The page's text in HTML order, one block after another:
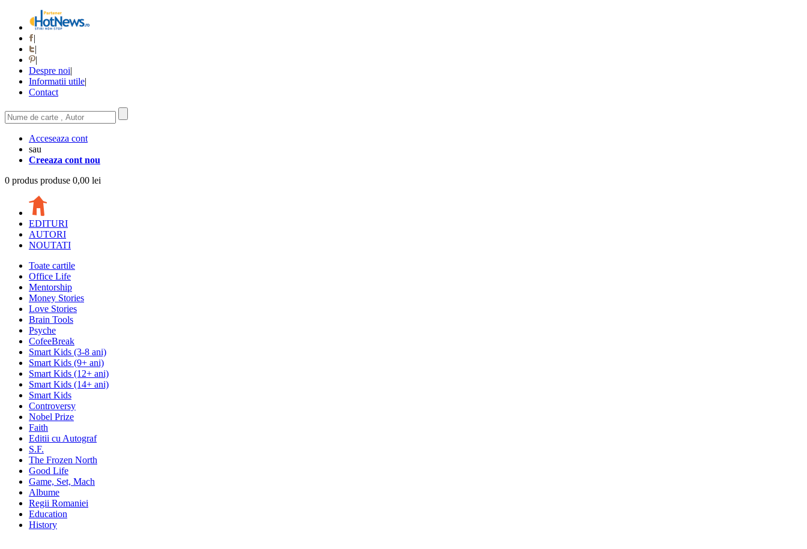
|
|
|
Despre noi|
Informatii utile|
Contact
Acceseaza cont
sau
Creeaza cont nou
0 produs produse 0,00 lei
EDITURI
AUTORI
NOUTATI
Toate cartile
Office Life
Mentorship
Money Stories
Love Stories
Brain Tools
Psyche
CofeeBreak
Smart Kids (3-8 ani)
Smart Kids (9+ ani)
Smart Kids (12+ ani)
Smart Kids (14+ ani)
Smart Kids
Controversy
Nobel Prize
Faith
Editii cu Autograf
S.F.
The Frozen North
Good Life
Game, Set, Mach
Albume
Regii Romaniei
Education
History